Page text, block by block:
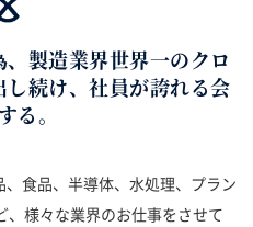
製造業界世界一のクロ
続け、社員が誇れる会
る。
食品、半導体、水処理、プラン
、様々な業界のお仕事をさせて